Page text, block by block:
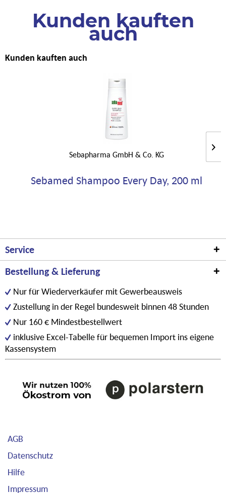
Kunden kauften
auch
Kunden kauften auch
Sebapharma GmbH & Co. KG
Sebamed Shampoo Every Day, 200 ml
Service
Bestellung & Lieferung
Nur für Wiederverkäufer mit Gewerbeausweis
Zustellung in der Regel bundesweit binnen 48 Stunden
Nur 160 € Mindestbestellwert
inklusive Excel-Tabelle für bequemen Import ins eigene
Kassensystem
AGB
Datenschutz
Hilfe
Impressum